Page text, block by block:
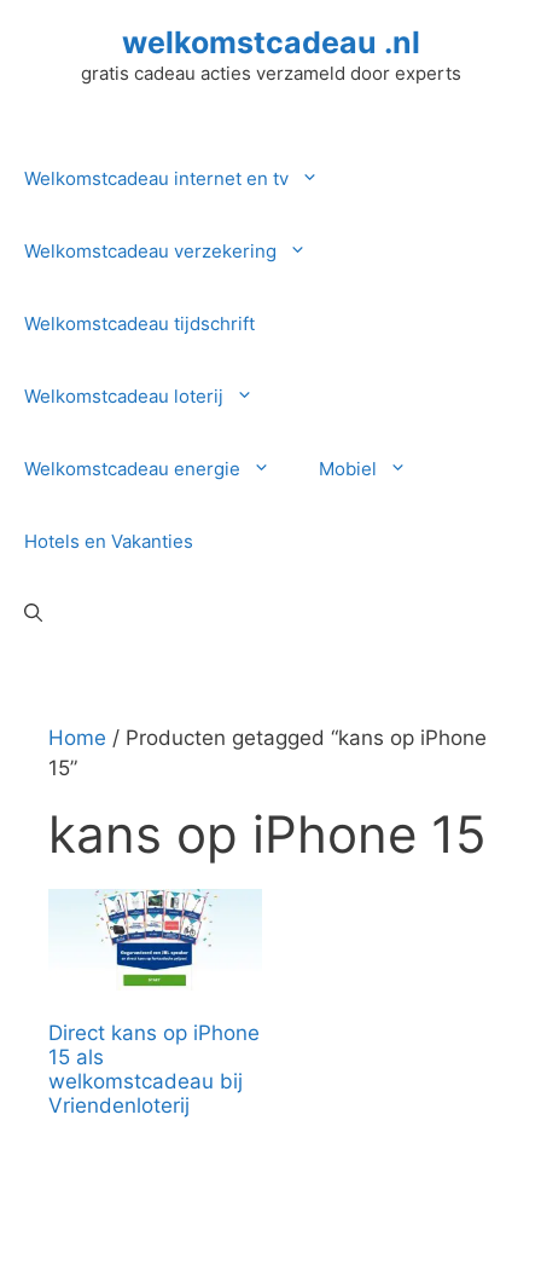
welkomstcadeau .nl
gratis cadeau acties verzameld door experts
Welkomstcadeau internet en tv
Welkomstcadeau verzekering
Welkomstcadeau tijdschrift
Welkomstcadeau loterij
Welkomstcadeau energie Mobiel
Hotels en Vakanties
Home / Producten getagged “kans op iPhone
15”
kans op iPhone 15
Direct kans op iPhone
15 als
welkomstcadeau bij
Vriendenloterij